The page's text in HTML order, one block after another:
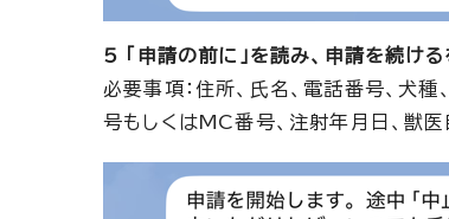
5 「申請の前に」を読み、申請を続け
必要事項：住所、氏名、電話番号、犬
号もしくはMC番号、注射年月日、獣医